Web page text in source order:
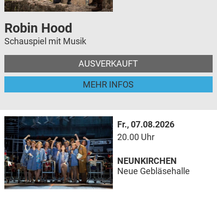
Robin Hood
Schauspiel mit Musik
AUSVERKAUFT
MEHR INFOS
Fr., 07.08.2026
20.00 Uhr
NEUNKIRCHEN
Neue Gebläsehalle